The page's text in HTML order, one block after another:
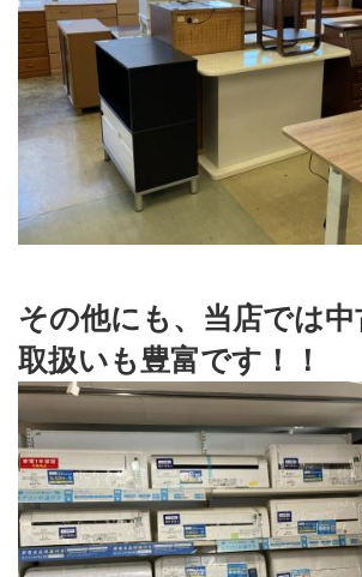
その他にも、当店では
取扱いも豊富です！！